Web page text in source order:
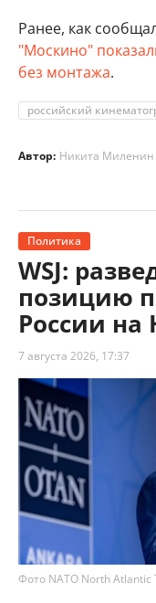
Ранее, как
"Москино"
без монтажа.
российский
Автор: Никита Миленин
Политика
WSJ:
позицию
России на
7 августа 2026, 17:37
Фото NATO North